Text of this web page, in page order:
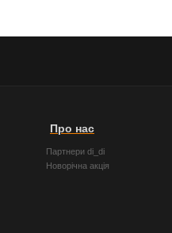
Про нас
Партнери di_di
Новорічна акція